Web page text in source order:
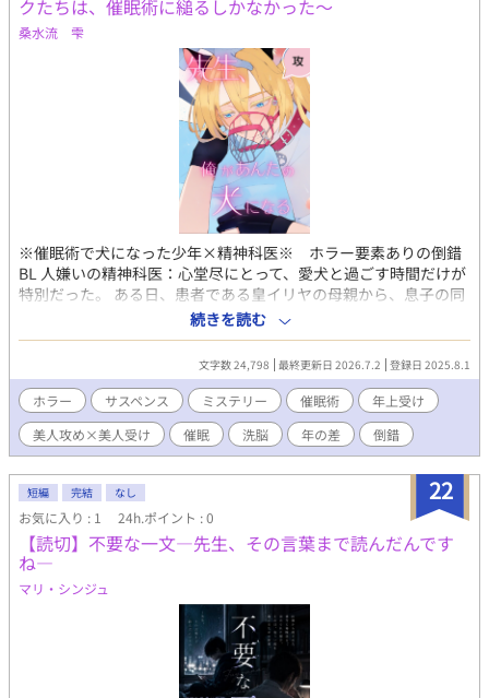
クたちは、催眠術に縋るしかなかった～
桑水流 雫
※催眠術で犬になった少年×精神科医※ ホラー要素ありの倒錯
BL 人嫌いの精神科医：心堂尽にとって、愛犬と過ごす時間だけが
特別だった。 ある日、患者である皇イリヤの母親から、息子の同
性愛を治してくれと頼まれてしまう。だが心堂は、皇に「治す必
要なんかない」とハッキリと告げ、「一緒に治ったと嘘をつこ
う」と持ち掛け、皇も頷く。 数年後、家政婦兼ドッグトレーナー
として皇を雇い、彼の好意に気づきつつも、穏やかな日々を送っ
ていた。だがある日、皇と愛犬の乗った車が事故に巻き込まれ、
皇は助かったが、愛犬を失ってしまう。危ういバランスで保たれ
ていた二人の関係は、愛犬を失うことで、崩れ始める。 距離を取
ろうとする心堂だったが皇に「俺があんたの犬になるっ」と涙な
がらに懇願され、倫理的に問題だと分かっていながら、愛犬を失
った喪失感に耐え切れず、心堂は彼に催眠術をかけてしまう。 そ
うして自分を犬だと思い込んでいる男と生活が始まるが
──！？ 愛を知らない二人の、痛いほどに健気、ホラー要素あ
りの倒錯ラブストーリー。
続きを読む
文字数 24,798 最終更新日 2026.7.2 登録日 2025.8.1
ホラー サスペンス ミステリー 催眠術
年上受け
美人攻め×美人受け
催眠 洗脳 年の差 倒錯
22
短編 完結 なし
お気に入り : 1 24h.ポイント : 0
【読切】不要な一文―先生、その言葉まで読んだんです
ね―
マリ・シンジュ